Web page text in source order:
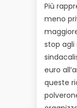
Più
meno
stop agli
euro
queste